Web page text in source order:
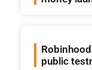
public